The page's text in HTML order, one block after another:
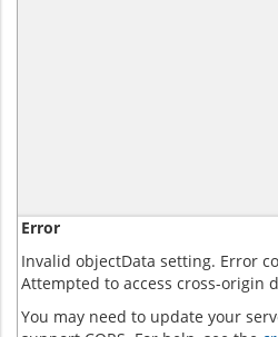
Error
Invalid objectData setting. Error
Attempted to access cross-origin
You may need to update your